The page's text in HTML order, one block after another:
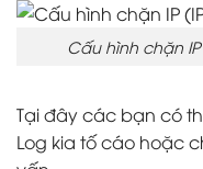
Cấu hình chặn
Tại đây các bạn có
Log kia tố cáo hoặc